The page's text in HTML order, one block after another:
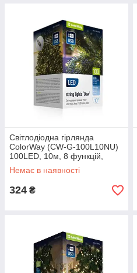
Світлодіодна гірлянда
ColorWay (CW-G-100L10NU)
100LED, 10м, 8 функцій,
теплий колір USB
Немає в наявності
324 ₴